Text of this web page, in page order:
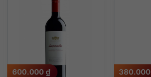
600.000 ₫ 380.000